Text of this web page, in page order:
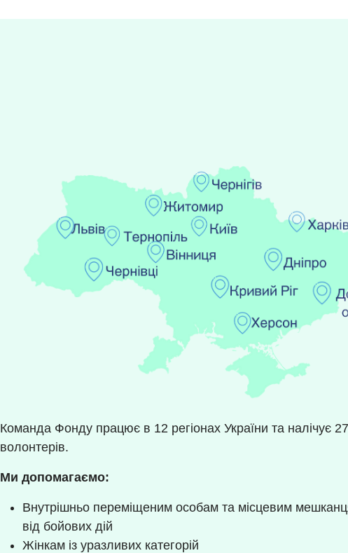
Команда Фонду працює в 12 регіонах України та налічує 27
волонтерів.
Ми допомагаємо:
Внутрішньо переміщеним особам та місцевим
від бойових дій
Жінкам із уразливих категорій